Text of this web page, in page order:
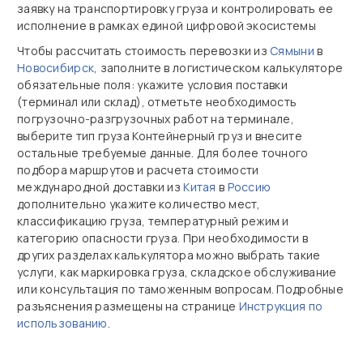
заявку на транспортировку груза и контролировать ее
исполнение в рамках единой цифровой экосистемы
Чтобы рассчитать стоимость перевозки из Сямыни в
Новосибирск, заполните в логистическом калькуляторе
обязательные поля: укажите условия поставки
(терминал или склад), отметьте необходимость
погрузочно‑разгрузочных работ на терминале,
выберите тип груза Контейнерный груз и внесите
остальные требуемые данные. Для более точного
подбора маршрутов и расчета стоимости
международной доставки изКитая в Россию
дополнительно укажите количество мест,
классификацию груза, температурный режим и
категорию опасности груза. При необходимости в
других разделах калькулятора можно выбрать такие
услуги, как маркировка груза, складское обслуживание
или консультация по таможенным вопросам. Подробные
разъяснения размещены на странице Инструкция по
использованию.